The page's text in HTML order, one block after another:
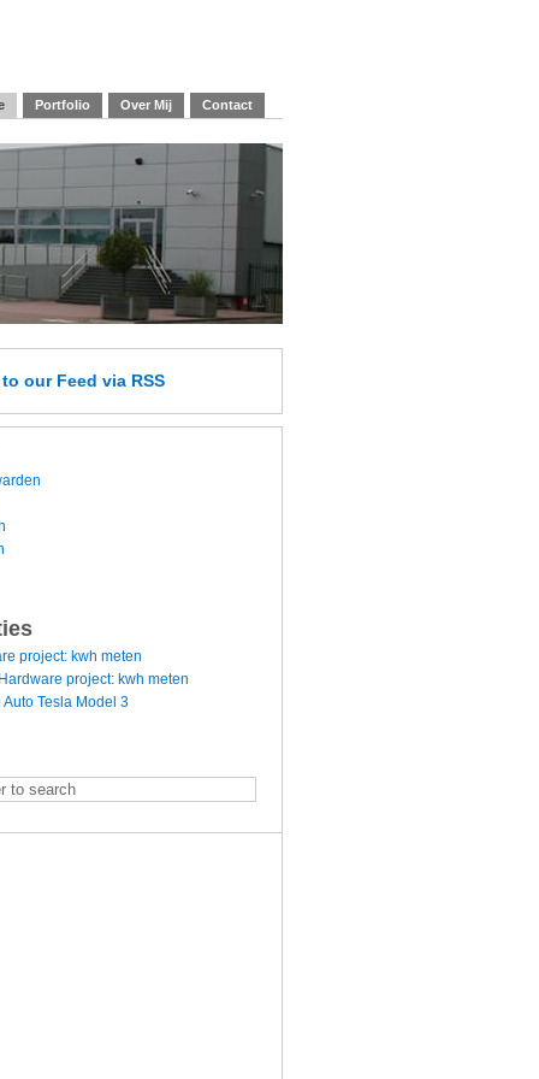
Portfolio Over Mij Contact
to our Feed via RSS
project: kwh meten
Hardware project: kwh meten
Auto Tesla Model 3